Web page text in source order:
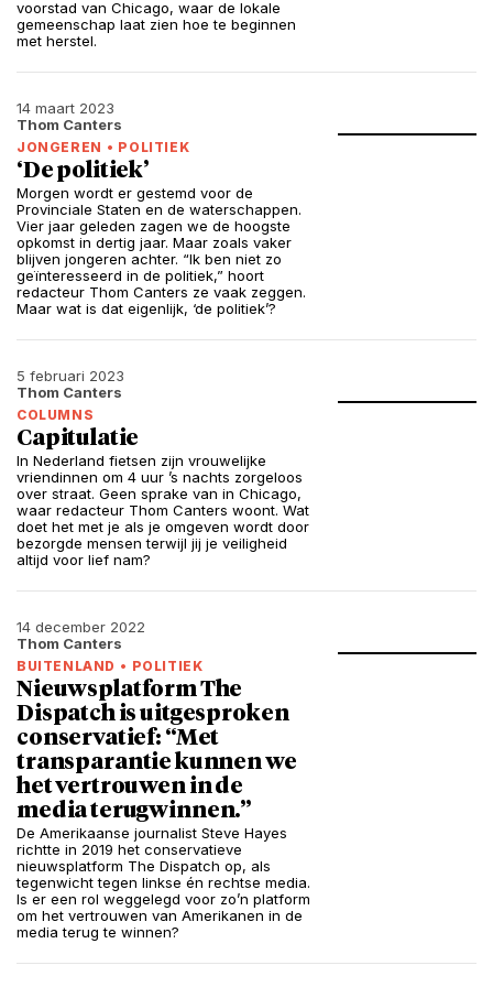
voorstad van Chicago, waar de lokale
gemeenschap laat zien hoe te beginnen
met herstel.
14 maart 2023
Thom Canters
JONGEREN • POLITIEK
‘De politiek’
Morgen wordt er gestemd voor de
Provinciale Staten en de waterschappen.
Vier jaar geleden zagen we de hoogste
opkomst in dertig jaar. Maar zoals vaker
blijven jongeren achter. “Ik ben niet zo
geïnteresseerd in de politiek,” hoort
redacteur Thom Canters ze vaak zeggen.
Maar wat is dat eigenlijk, ‘de politiek’?
5 februari 2023
Thom Canters
COLUMNS
Capitulatie
In Nederland fietsen zijn vrouwelijke
vriendinnen om 4 uur ’s nachts zorgeloos
over straat. Geen sprake van in Chicago,
waar redacteur Thom Canters woont. Wat
doet het met je als je omgeven wordt door
bezorgde mensen terwijl jij je veiligheid
altijd voor lief nam?
14 december 2022
Thom Canters
BUITENLAND • POLITIEK
Nieuwsplatform The
Dispatch is uitgesproken
conservatief: “Met
transparantie kunnen we
het vertrouwen in de
media terugwinnen.”
De Amerikaanse journalist Steve Hayes
richtte in 2019 het conservatieve
nieuwsplatform The Dispatch op, als
tegenwicht tegen linkse én rechtse media.
Is er een rol weggelegd voor zo’n platform
om het vertrouwen van Amerikanen in de
media terug te winnen?